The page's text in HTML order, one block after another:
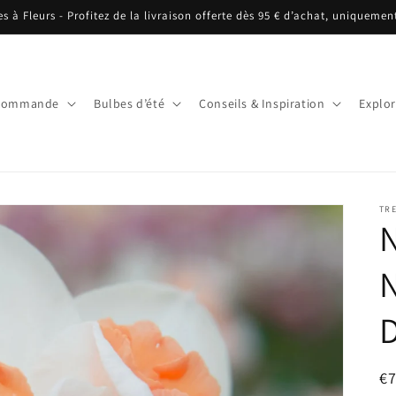
à Fleurs - Profitez de la livraison offerte dès 95 € d’achat,
Bulbes d’été Conseils & Inspiration